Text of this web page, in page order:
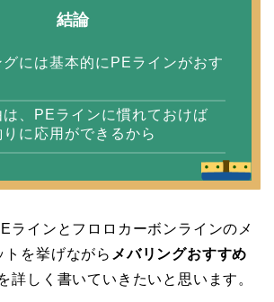
結論
グには基本的にPEラインがおす
は、PEラインに慣れておけば
に応用ができるから
ラインとフロロカーボンラインのメ
トを挙げながら メバリングおすすめ
詳しく書いていきたいと思います。